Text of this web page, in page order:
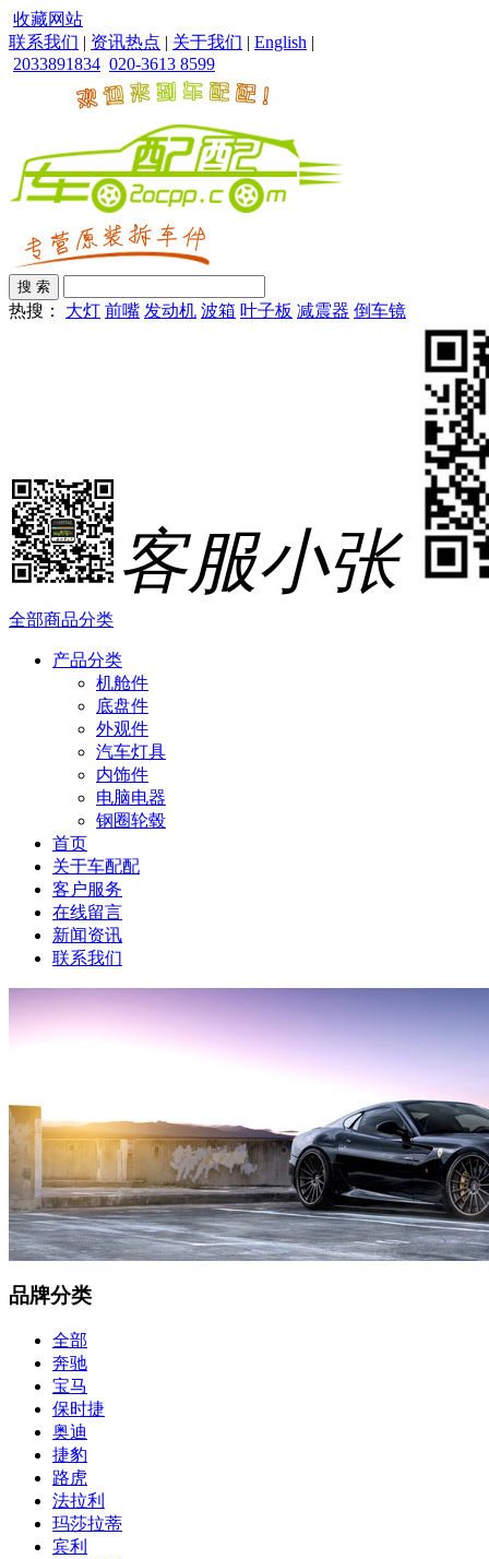
收藏网站
联系我们 | 资讯热点 | 关于我们 | English |
2033891834 020-3613 8599
热搜： 大灯 前嘴 发动机 波箱 叶子板 减震器 倒车镜
客服小张
全部商品分类
产品分类
机舱件
底盘件
外观件
汽车灯具
内饰件
电脑电器
钢圈轮毂
首页
关于车配配
客户服务
在线留言
新闻资讯
联系我们
品牌分类
全部
奔驰
宝马
保时捷
奥迪
捷豹
路虎
法拉利
玛莎拉蒂
宾利